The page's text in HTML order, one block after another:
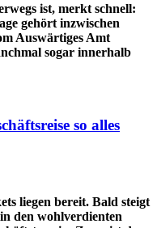
ist, merkt schnell:
gehört inzwischen
Auswärtiges Amt
sogar innerhalb
so alles
liegen bereit. Bald steigt
den wohlverdienten